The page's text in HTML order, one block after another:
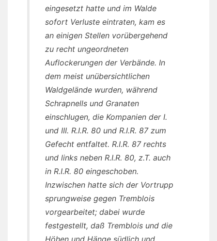
eingesetzt hatte und im Walde
sofort Verluste eintraten, kam es
an einigen Stellen vorübergehend
zu recht ungeordneten
Auflockerungen der Verbände. In
dem meist unübersichtlichen
Waldgelände wurden, während
Schrapnells und Granaten
einschlugen, die Kompanien der I.
und III. R.I.R. 80 und R.I.R. 87 zum
Gefecht entfaltet. R.I.R. 87 rechts
und links neben R.I.R. 80, z.T. auch
in R.I.R. 80 eingeschoben.
Inzwischen hatte sich der Vortrupp
sprungweise gegen Tremblois
vorgearbeitet; dabei wurde
festgestellt, daß Tremblois und die
Höhen und Hänge südlich und